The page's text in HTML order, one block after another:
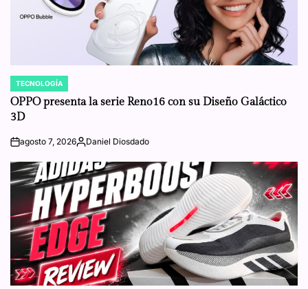
POSTED
IN
TECNOLOGÍA
OPPO presenta la serie Reno16 con su Diseño Galáctico
3D
onagosto 7, 2026Posted
Daniel Diosdado